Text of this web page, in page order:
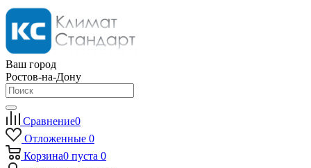
Ваш город
Ростов-на-Дону
Сравнение0
Отложенные 0
Корзина0 пуста 0